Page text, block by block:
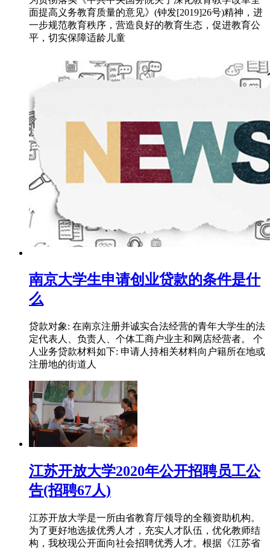
面提高义务教育质量的意见》(钟发[2019]26号)精神，进
一步规范教育秩序，营造良好的教育生态，促进教育公
平，切实保障适龄儿童
南京大学生申请创业贷款的条件是什
么
贷款对象: 在南京注册并诚实合法经营的青年大学生的法
定代表人、负责人、个体工商户业主和网店经营者。 个
人业务贷款材料如下: 申请人持相关材料向户籍所在地或
注册地的街道人
江苏开放大学2020年公开招聘员工公
告(招聘67人)
江苏开放大学是一所由省教育厅领导的全额资助机构。
为了更好地选拔优秀人才，充实人才队伍，优化教师结
构，我校现公开面向社会招聘优秀人才。根据《江苏省